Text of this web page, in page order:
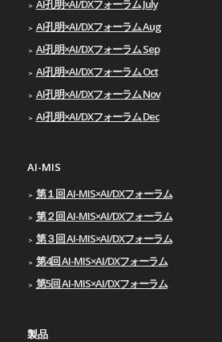
AI孔明×AI/DXフォーラム July
AI孔明×AI/DXフォーラム Aug
AI孔明×AI/DXフォーラム Sep
AI孔明×AI/DXフォーラム Oct
AI孔明×AI/DXフォーラム Nov
AI孔明×AI/DXフォーラム Dec
AI-MIS
第１回 AI-MIS×AI/DXフォーラム
第２回 AI-MIS×AI/DXフォーラム
第３回 AI-MIS×AI/DXフォーラム
第4回 AI-MIS×AI/DXフォーラム
第5回 AI-MIS×AI/DXフォーラム
製品